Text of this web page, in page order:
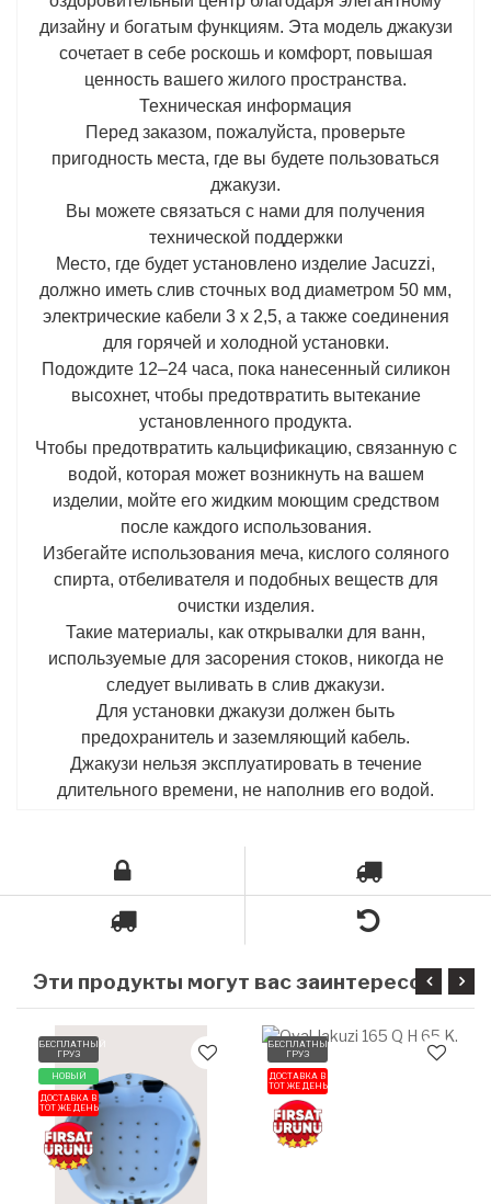
дизайну и богатым функциям. Эта модель джакузи
сочетает в себе роскошь и комфорт, повышая
ценность вашего жилого пространства.
Техническая информация
Перед заказом, пожалуйста, проверьте
пригодность места, где вы будете пользоваться
джакузи.
Вы можете связаться с нами для получения
технической поддержки
Место, где будет установлено изделие Jacuzzi,
должно иметь слив сточных вод диаметром 50 мм,
электрические кабели 3 x 2,5, а также соединения
для горячей и холодной установки.
Подождите 12–24 часа, пока нанесенный силикон
высохнет, чтобы предотвратить вытекание
установленного продукта.
Чтобы предотвратить кальцификацию, связанную с
водой, которая может возникнуть на вашем
изделии, мойте его жидким моющим средством
после каждого использования.
Избегайте использования меча, кислого соляного
спирта, отбеливателя и подобных веществ для
очистки изделия.
Такие материалы, как открывалки для ванн,
используемые для засорения стоков, никогда не
следует выливать в слив джакузи.
Для установки джакузи должен быть
предохранитель и заземляющий кабель.
Джакузи нельзя эксплуатировать в течение
длительного времени, не наполнив его водой.
БЕСПЛАТНЫЙ
ГРУЗ
НОВЫЙ
ДОСТАВКА В
ТОТ ЖЕ ДЕНЬ
БЕСПЛАТНЫЙ
ГРУЗ
ДОСТАВКА В
ТОТ ЖЕ ДЕНЬ